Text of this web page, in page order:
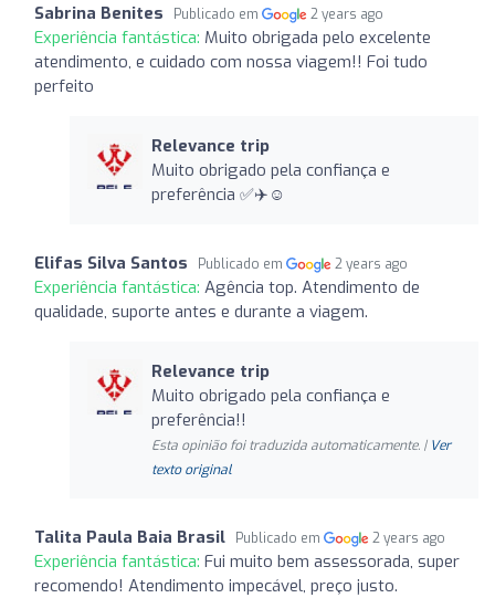
Sabrina Benites Publicado em 2 years ago
Experiência fantástica: Muito obrigada pelo excelente
atendimento, e cuidado com nossa viagem!! Foi tudo
perfeito
Relevance trip
Muito obrigado pela confiança e
preferência ✅✈️☺️
Elifas Silva Santos Publicado em 2 years ago
Experiência fantástica: Agência top. Atendimento de
qualidade, suporte antes e durante a viagem.
Relevance trip
Muito obrigado pela confiança e
preferência!!
Esta opinião foi traduzida automaticamente. | Ver
texto original
Talita Paula Baia Brasil Publicado em 2 years ago
Experiência fantástica: Fui muito bem assessorada, super
recomendo! Atendimento impecável, preço justo.